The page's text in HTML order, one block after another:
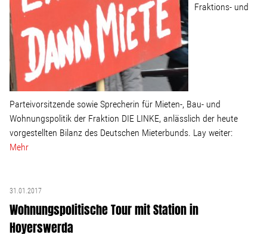
Stellenangebot
Kontakt
Team
Transparenz
Lebenslauf
Fraktions- und
Parteivorsitzende sowie Sprecherin für Mieten-, Bau- und
Wohnungspolitik der Fraktion DIE LINKE, anlässlich der heute
vorgestellten Bilanz des Deutschen Mieterbunds. Lay weiter:
Mehr
31.01.2017
Wohnungspolitische Tour mit Station in
Hoyerswerda